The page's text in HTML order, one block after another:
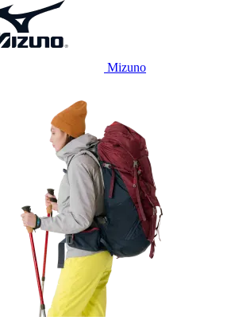
Mizuno